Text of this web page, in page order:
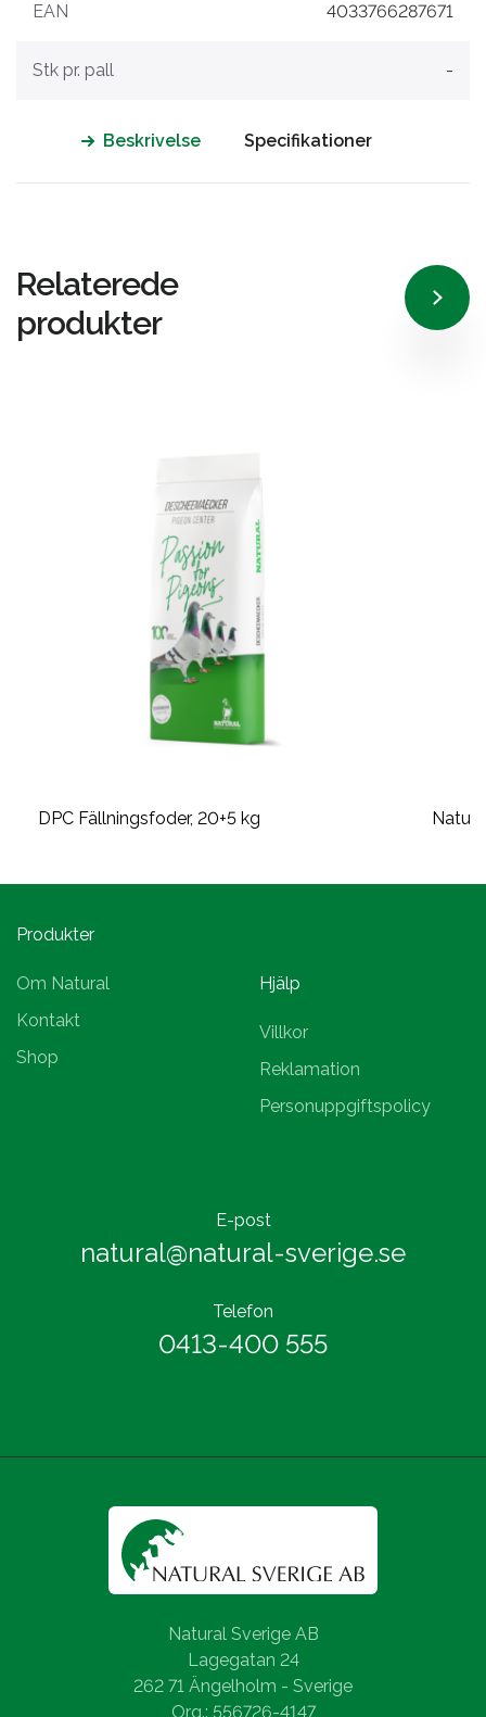
EAN 4033766287671
Stk pr. pall -
Beskrivelse Specifikationer
Relaterede
produkter
DPC Fällningsfoder, 20+5 kg
Produkter
Om Natural
Kontakt
Shop
Hjälp
Villkor
Reklamation
Personuppgiftspolicy
E-post
natural@natural-sverige.se
Telefon
0413-400 555
Natural Sverige AB
Lagegatan 24
262 71 Ängelholm - Sverige
Org.: 556726-4147